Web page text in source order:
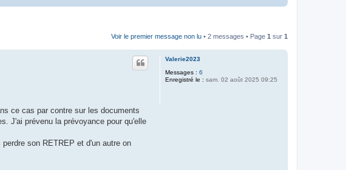
Voir le premier message non lu • 2 messages • Page 1 sur 1
Valerie2023
Messages : 6
Enregistré le : sam. 02 août 2025 09:25
ce cas par contre sur les documents
J'ai prévenu la prévoyance pour qu'elle
son RETREP et d'un autre on